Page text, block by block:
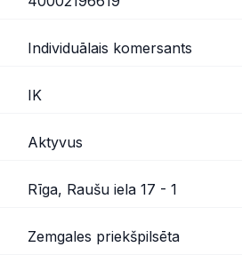
Individuālais komersants
IK
Aktyvus
Rīga, Raušu iela 17 - 1
Zemgales priekšpilsēta